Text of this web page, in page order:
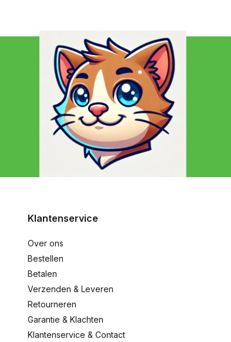
Klantenservice
Over ons
Bestellen
Betalen
Verzenden & Leveren
Retourneren
Garantie & Klachten
Klantenservice & Contact